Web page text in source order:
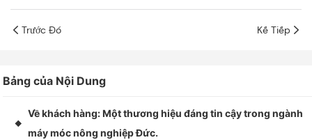
Trước Đó Kế Tiếp
Bảng của Nội Dung
◆
Về khách hàng: Một thương hiệu đáng tin cậy trong ngành
máy móc nông nghiệp Đức.